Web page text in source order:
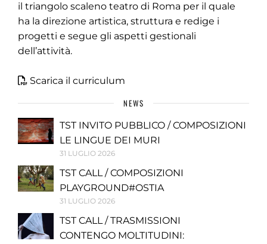
il triangolo scaleno teatro di Roma per il quale
ha la direzione artistica, struttura e redige i
progetti e segue gli aspetti gestionali
dell’attività.
Scarica il curriculum
NEWS
TST INVITO PUBBLICO / COMPOSIZIONI
LE LINGUE DEI MURI
31 LUGLIO 2026
TST CALL / COMPOSIZIONI
PLAYGROUND#OSTIA
31 LUGLIO 2026
TST CALL / TRASMISSIONI
CONTENGO MOLTITUDINI: